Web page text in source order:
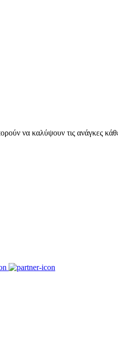
να καλύψουν τις ανάγκες